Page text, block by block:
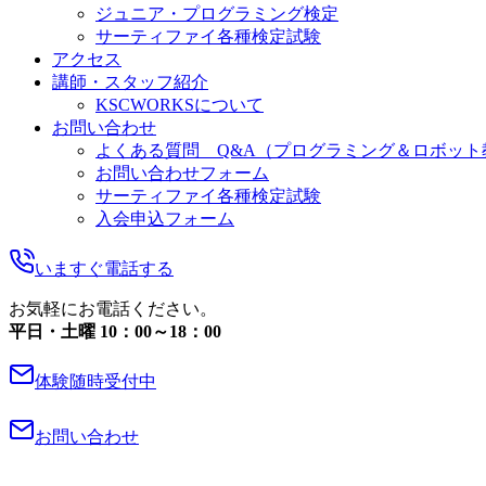
ジュニア・プログラミング検定
サーティファイ各種検定試験
アクセス
講師・スタッフ紹介
KSCWORKSについて
お問い合わせ
よくある質問 Q&A（プログラミング＆ロボット
お問い合わせフォーム
サーティファイ各種検定試験
入会申込フォーム
いますぐ電話する
お気軽にお電話ください。
平日・土曜 10：00～18：00
体験随時受付中
お問い合わせ